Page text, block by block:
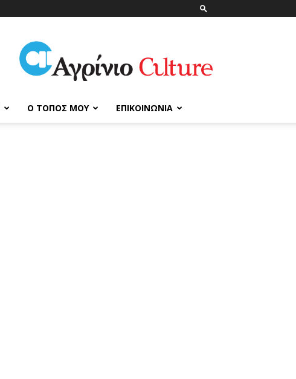
ΑγρίνιοCulture
Ο ΤΌΠΟΣ ΜΟΥ ΕΠΙΚΟΙΝΩΝΊΑ